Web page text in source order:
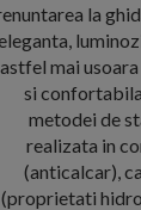
la
astfel mai
si
metodei de
realizata in
(anticalcar),
(proprietati